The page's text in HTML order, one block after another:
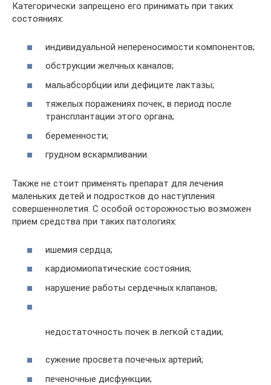
Категорически запрещено его принимать при таких
состояниях:
индивидуальной непереносимости компонентов;
обструкции желчных каналов;
мальабсорбции или дефиците лактазы;
тяжелых поражениях почек, в период после
трансплантации этого органа;
беременности;
грудном вскармливании.
Также не стоит применять препарат для лечения
маленьких детей и подростков до наступления
совершеннолетия. С особой осторожностью возможен
прием средства при таких патологиях:
ишемия сердца;
кардиомиопатические состояния;
нарушение работы сердечных клапанов;
недостаточность почек в легкой стадии;
сужение просвета почечных артерий;
печеночные дисфункции;